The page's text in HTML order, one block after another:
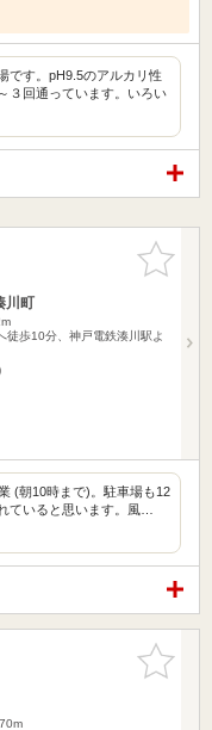
です。pH9.5のアルカリ性
３回通っています。いろい
お気に入
りに追加
川町
徒歩10分、神戸電鉄湊川駅よ
(朝10時まで)。駐車場も12
ていると思います。風…
お気に入
りに追加